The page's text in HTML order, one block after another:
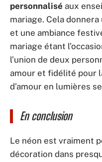
personnalisé aux
mariage. Cela
et une ambiance
mariage étant
l’union de deux
amour et fidélité pour
d’amour en lumières
En conclusion
Le néon est vraiment
décoration dans